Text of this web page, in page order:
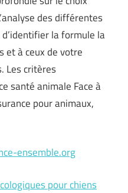
des différentes
la formule la
et à ceux de votre
Les critères
santé animale Face à
pour animaux,
ensemble.org
pour chiens